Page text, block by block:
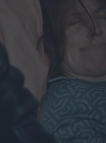
ESPAÑOLAS NO INTEGRAN LA
EL CONSUMO DE MEDIOS EN
ALCANZA YA AL 62% DE LOS ESPAÑOLES
BASTONI COMO NUEVA DIRECTORA
UNA COLECCIÓN PERSONALIZABLE
LISTÓN DE LA CREATIVIDAD
A CASONÁ Y ASUME LA
ACERCA EL PARAÍSO CANARIO EN SU